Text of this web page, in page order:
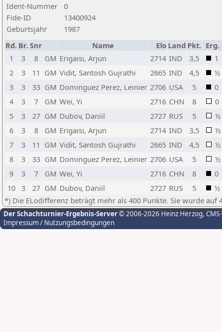
Ident-Nummer
0
Fide-ID
13400924
Geburtsjahr
1987
Rd. Br.Snr Name Elo Land Pkt. Erg.
1
3 8 GM Erigaisi, Arjun 2714 IND 3,5
1
2
3 11 GM Vidit, Santosh Gujrathi 2665 IND 4,5
½
3
3 33 GM Dominguez Perez, Leinier 2706 USA 5
0
4
3 7 GM Wei, Yi 2716 CHN 8
0
5
3 27 GM Dubov, Daniil 2727 RUS 5
½
6
3 8 GM Erigaisi, Arjun 2714 IND 3,5
½
7
3 11 GM Vidit, Santosh Gujrathi 2665 IND 4,5
½
8
3 33 GM Dominguez Perez, Leinier 2706 USA 5
½
9
3 7 GM Wei, Yi 2716 CHN 8
0
10
3 27 GM Dubov, Daniil 2727 RUS 5
½
*) Die ELodifferenz beträgt mehr als 400 Punkte. Sie wurde auf
Der Schachturnier-Ergebnis-Server© 2006-2026 Heinz Herzog,
Impressum / Nutzungsbedingungen